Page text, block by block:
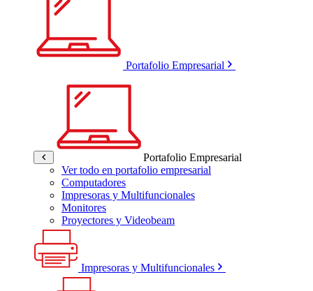
Portafolio Empresarial
Portafolio Empresarial
Ver todo en portafolio empresarial
Computadores
Impresoras y Multifuncionales
Monitores
Proyectores y Videobeam
Impresoras y Multifuncionales